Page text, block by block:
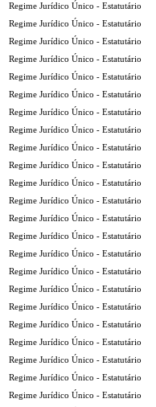
Regime Jurídico Único - Estatutário
Regime Jurídico Único - Estatutário
Regime Jurídico Único - Estatutário
Regime Jurídico Único - Estatutário
Regime Jurídico Único - Estatutário
Regime Jurídico Único - Estatutário
Regime Jurídico Único - Estatutário
Regime Jurídico Único - Estatutário
Regime Jurídico Único - Estatutário
Regime Jurídico Único - Estatutário
Regime Jurídico Único - Estatutário
Regime Jurídico Único - Estatutário
Regime Jurídico Único - Estatutário
Regime Jurídico Único - Estatutário
Regime Jurídico Único - Estatutário
Regime Jurídico Único - Estatutário
Regime Jurídico Único - Estatutário
Regime Jurídico Único - Estatutário
Regime Jurídico Único - Estatutário
Regime Jurídico Único - Estatutário
Regime Jurídico Único - Estatutário
Regime Jurídico Único - Estatutário
Regime Jurídico Único - Estatutário